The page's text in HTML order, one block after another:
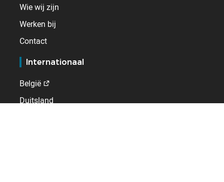
Wie wij zijn
Werken bij
Contact
Internationaal
België
Duitsland